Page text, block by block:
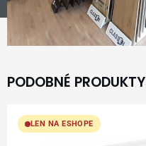
PODOBNÉ PRODUKTY
LEN NA ESHOPE